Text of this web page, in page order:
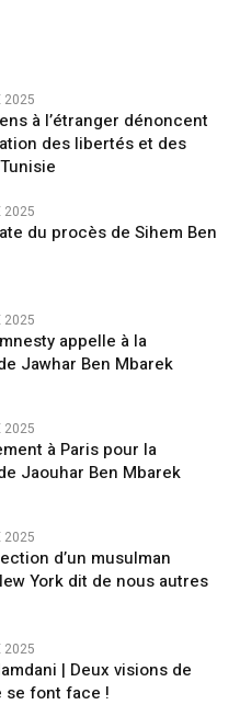
2025
à l’étranger dénoncent
des libertés et des
2025
du procès de Sihem Ben
2025
appelle à la
Jawhar Ben Mbarek
2025
à Paris pour la
Jaouhar Ben Mbarek
2025
d’un musulman
York dit de nous autres
2025
| Deux visions de
se font face !